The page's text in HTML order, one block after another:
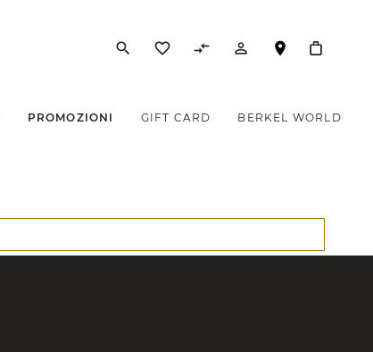
search favorite_border compare_arrows person_outline
PROMOZIONI GIFT CARD BERKEL WORLD